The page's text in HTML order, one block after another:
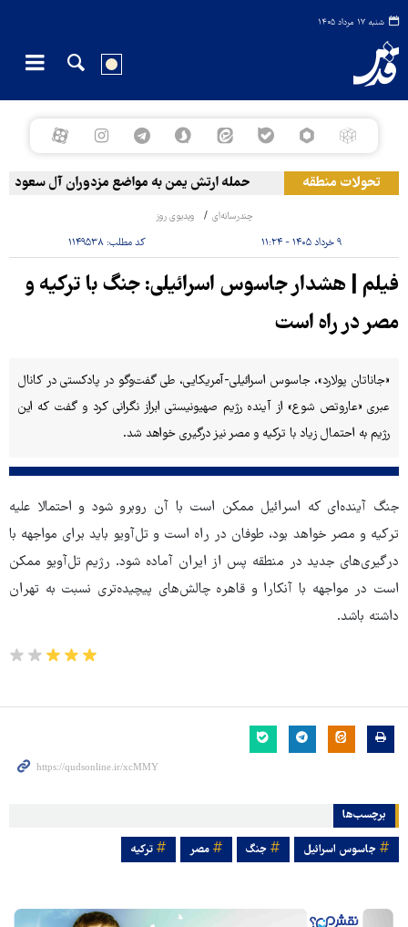
شنبه ۱۷ مرداد ۱۴۰۵
تحولات منطقه حمله ارتش یمن به مواضع مزدوران آل سعود
چندرسانه‌ای ویدیوی روز
۹ خرداد ۱۴۰۵ - ۱۱:۲۴ کد مطلب:۱۱۴۹۵۳۸
فیلم | هشدار جاسوس اسرائیلی: جنگ با ترکیه و
مصر در راه است
«جاناتان پولارد»، جاسوس اسرائیلی-آمریکایی، طی گفت‌وگو در پادکستی در کانال
عبری «عاروتص شوع» از آینده رژیم صهیونیستی ابراز نگرانی کرد و گفت که این
رژیم به احتمال زیاد با ترکیه و مصر نیز درگیری خواهد شد.
جنگ آینده‌ای که اسرائیل ممکن است با آن روبرو شود و احتمالا علیه
ترکیه و مصر خواهد بود، طوفان در راه است و تل‌آویو باید برای مواجهه با
درگیری‌های جدید در منطقه پس از ایران آماده شود. رژیم تل‌آویو ممکن
است در مواجهه با آنکارا و قاهره چالش‌های پیچیده‌تری نسبت به تهران
داشته باشد.
برچسب‌ها
جاسوس اسرائیل جنگ مصر ترکیه